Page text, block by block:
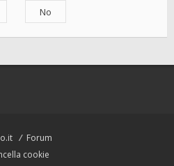
Forum
cookie